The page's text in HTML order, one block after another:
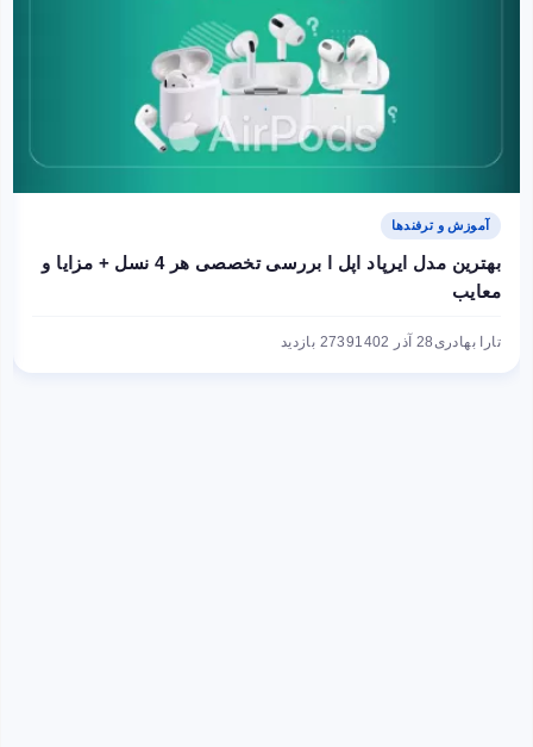
آموزش و ترفندها
بهترین مدل ایرپاد اپل ا بررسی تخصصی هر 4 نسل + مزایا و
معایب
تارا بهادری28 آذر 1402 2739 بازدید